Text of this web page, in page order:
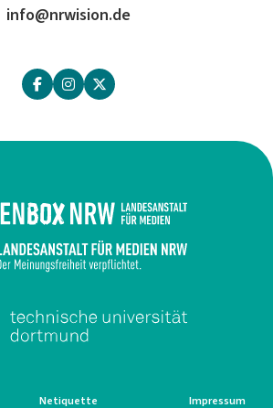
info@nrwision.de
Netiquette Impressum